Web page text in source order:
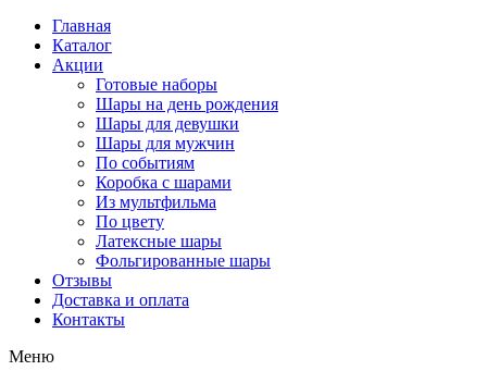
Главная
Каталог
Акции
Готовые наборы
Шары на день рождения
Шары для девушки
Шары для мужчин
По событиям
Коробка с шарами
Из мультфильма
По цвету
Латексные шары
Фольгированные шары
Отзывы
Доставка и оплата
Контакты
Меню